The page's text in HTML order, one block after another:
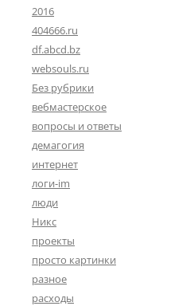
2016
404666.ru
df.abcd.bz
websouls.ru
Без рубрики
вебмастерское
вопросы и ответы
демагогия
интернет
логи-im
люди
Никс
проекты
просто картинки
разное
расходы